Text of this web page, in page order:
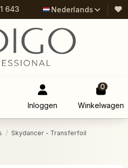
643 Nederlands
Inloggen
0
Winkelwagen
Skydancer - Transferfoil